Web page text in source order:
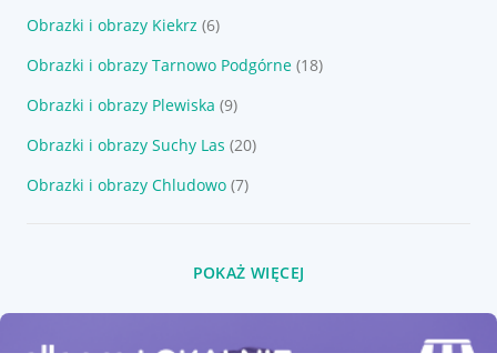
Obrazki i obrazy Kiekrz (6)
Obrazki i obrazy Tarnowo Podgórne (18)
Obrazki i obrazy Plewiska (9)
Obrazki i obrazy Suchy Las (20)
Obrazki i obrazy Chludowo (7)
POKAŻ WIĘCEJ